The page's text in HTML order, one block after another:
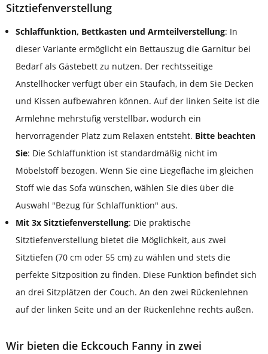
Sitztiefenverstellung
Schlaffunktion, Bettkasten und Armteilverstellung: In
dieser Variante ermöglicht ein Bettauszug die Garnitur bei
Bedarf als Gästebett zu nutzen. Der rechtsseitige
Anstellhocker verfügt über ein Staufach, in dem Sie Decken
und Kissen aufbewahren können. Auf der linken Seite ist die
Armlehne mehrstufig verstellbar, wodurch ein
hervorragender Platz zum Relaxen entsteht. Bitte beachten
Sie: Die Schlaffunktion ist standardmäßig nicht im
Möbelstoff bezogen. Wenn Sie eine Liegefläche im gleichen
Stoff wie das Sofa wünschen, wählen Sie dies über die
Auswahl "Bezug für Schlaffunktion" aus.
Mit 3x Sitztiefenverstellung: Die praktische
Sitztiefenverstellung bietet die Möglichkeit, aus zwei
Sitztiefen (70 cm oder 55 cm) zu wählen und stets die
perfekte Sitzposition zu finden. Diese Funktion befindet sich
an drei Sitzplätzen der Couch. An den zwei Rückenlehnen
auf der linken Seite und an der Rückenlehne rechts außen.
Wir bieten die Eckcouch Fanny in zwei